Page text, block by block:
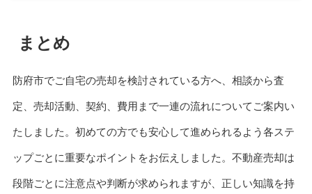
まとめ
防府市でご自宅の売却を検討されている方へ、相談から査
定、売却活動、契約、費用まで一連の流れについてご案内い
たしました。初めての方でも安心して進められるよう各ステ
ップごとに重要なポイントをお伝えしました。不動産売却は
段階ごとに注意点や判断が求められますが、正しい知識を持